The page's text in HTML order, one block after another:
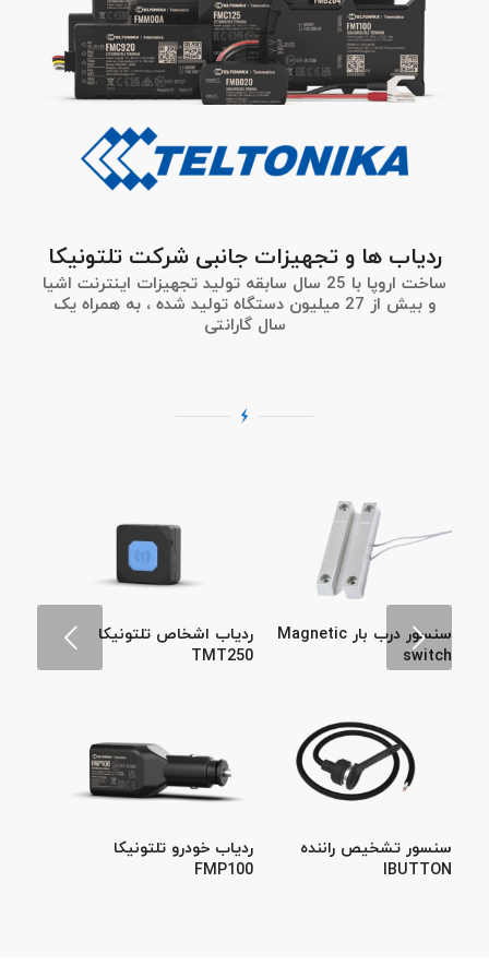
ردیاب ها و تجهیزات جانبی شرکت تلتونیکا
ساخت اروپا با 25 سال سابقه تولید تجهیزات اینترنت اشیا
و بیش از 27 میلیون دستگاه تولید شده ، به همراه یک
سال گارانتی
سنسور درب بار Magnetic
switch
ردیاب اشخاص تلتونیکا
TMT250
سنسور تشخیص راننده
IBUTTON
ردیاب خودرو تلتونیکا
FMP100
قبلی